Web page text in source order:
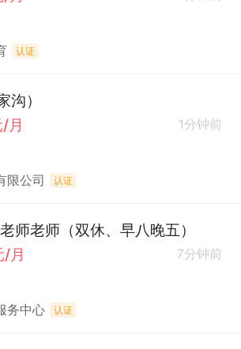
认证
）
月
1分钟前
限公司 认证
师老师（双休、早八晚五）
月
7分钟前
务中心 认证